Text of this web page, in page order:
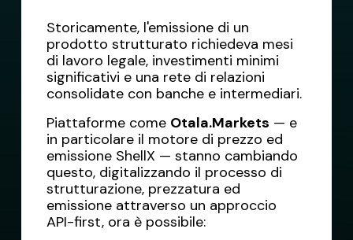
Storicamente, l'emissione di un
prodotto strutturato richiedeva mesi
di lavoro legale, investimenti minimi
significativi e una rete di relazioni
consolidate con banche e intermediari.
Piattaforme come Otala.Markets — e
in particolare il motore di prezzo ed
emissione ShellX — stanno cambiando
questo, digitalizzando il processo di
strutturazione, prezzatura ed
emissione attraverso un approccio
API-first, ora è possibile: